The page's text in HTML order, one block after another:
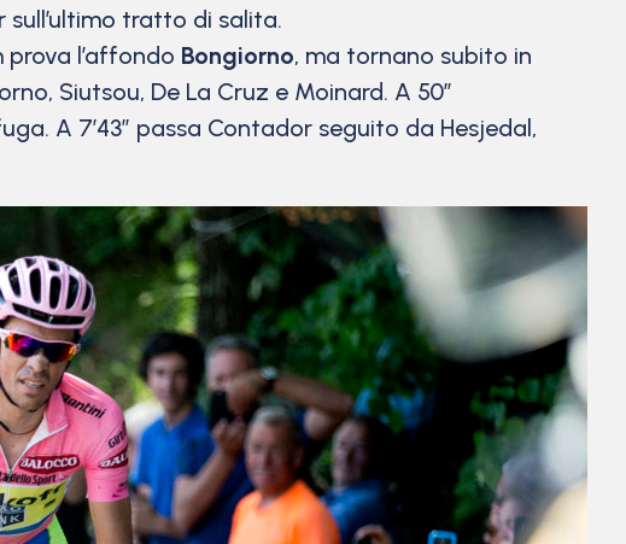
tratto di salita.
l’affondo Bongiorno, ma tornano subito in
Siutsou, De La Cruz e Moinard. A 50”
A 7’43” passa Contador seguito da Hesjedal,